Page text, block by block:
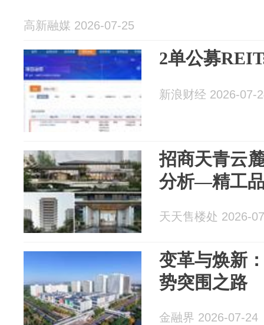
高新融媒 2026-07-25
2单公募
新浪财经 2026-07-
招商天青云
分析—精工
天天售楼处 2026-
变革与焕新
势突围之路
金融界 2026-07-24